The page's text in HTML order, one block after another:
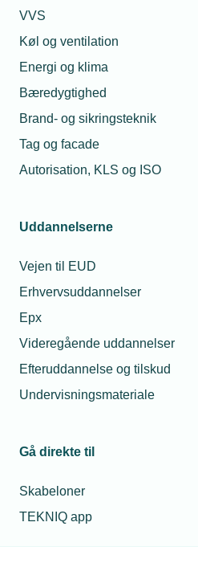
VVS
Køl og ventilation
Energi og klima
Bæredygtighed
Brand- og sikringsteknik
Tag og facade
Autorisation, KLS og ISO
Uddannelserne
Vejen til EUD
Erhvervsuddannelser
Epx
Videregående uddannelser
Efteruddannelse og tilskud
Undervisningsmateriale
Gå direkte til
Skabeloner
TEKNIQ app
09. jul. 2026
Fagets medalje – 2. kvartal 2026
Oversigt over modtagere af
juni 2026
02. jul. 2026
FH VVS fejrer 50-års jubilæum